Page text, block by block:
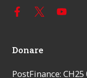
Donare
PostFinance: CH25